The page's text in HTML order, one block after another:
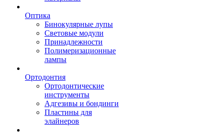
Оптика
Бинокулярные лупы
Световые модули
Принадлежности
Полимеризационные
лампы
Ортодонтия
Ортодонтические
инструменты
Адгезивы и бондинги
Пластины для
элайнеров